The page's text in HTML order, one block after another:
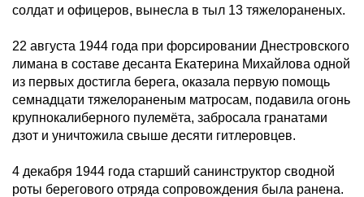
солдат и офицеров, вынесла в тыл 13 тяжелораненых.
22 августа 1944 года при форсировании Днестровского
лимана в составе десанта Екатерина Михайлова одной
из первых достигла берега, оказала первую помощь
семнадцати тяжелораненым матросам, подавила огонь
крупнокалиберного пулемёта, забросала гранатами
дзот и уничтожила свыше десяти гитлеровцев.
4 декабря 1944 года старший санинструктор сводной
роты берегового отряда сопровождения была ранена.